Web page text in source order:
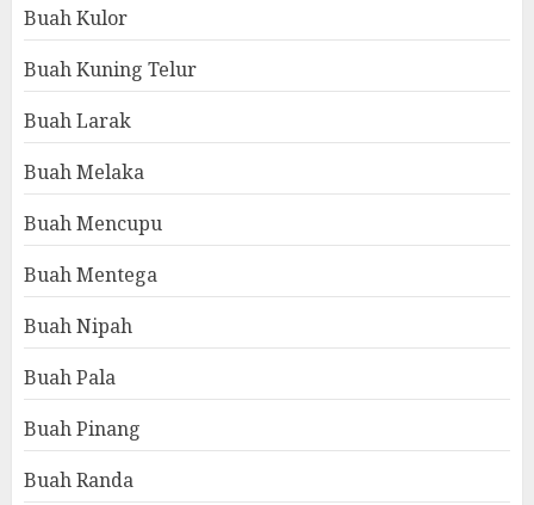
Buah Kulor
Buah Kuning Telur
Buah Larak
Buah Melaka
Buah Mencupu
Buah Mentega
Buah Nipah
Buah Pala
Buah Pinang
Buah Randa